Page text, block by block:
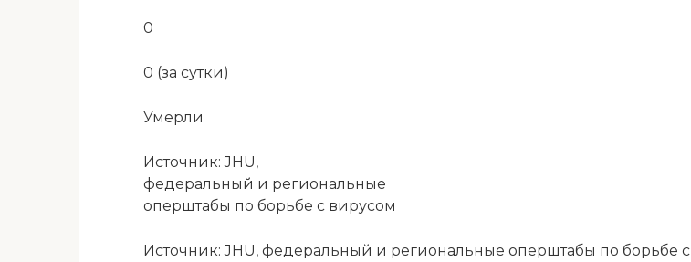
0
0 (за сутки)
Умерли
Источник: JHU,
федеральный и региональные
оперштабы по борьбе с вирусом
Источник: JHU, федеральный и региональные оперштабы по борьбе с